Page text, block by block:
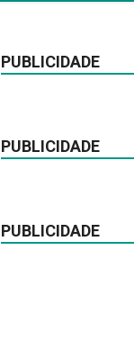
PUBLICIDADE
PUBLICIDADE
PUBLICIDADE